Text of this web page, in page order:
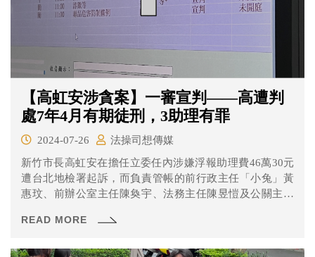
【高虹安涉貪案】一審宣判——高遭判
處7年4月有期徒刑，3助理有罪
2024-07-26
法操司想傳媒
新竹市長高虹安在擔任立委任內涉嫌浮報助理費46萬30元
遭台北地檢署起訴，而負責管帳的前行政主任「小兔」黃
惠玟、前辦公室主任陳奐宇、法務主任陳昱愷及公關主任
READ MORE